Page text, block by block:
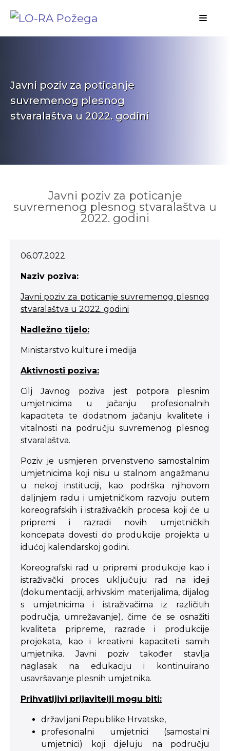
Javni poziv za poticanje
suvremenog plesnog
stvaralaštva u 2022. godini
Javni poziv za poticanje
suvremenog plesnog stvaralaštva u
2022. godini
06.07.2022
Naziv poziva:
Javni poziv za poticanje suvremenog plesnog
stvaralaštva u 2022. godini
Nadležno tijelo:
Ministarstvo kulture i medija
Aktivnosti poziva:
Cilj Javnog poziva jest potpora plesnim
umjetnicima u jačanju profesionalnih
kapaciteta te dodatnom jačanju kvalitete i
vitalnosti na području suvremenog plesnog
stvaralaštva.
Poziv je usmjeren prvenstveno samostalnim
umjetnicima koji nisu u stalnom angažmanu
u nekoj instituciji, kao podrška njihovom
daljnjem radu i umjetničkom razvoju putem
koreografskih i istraživačkih procesa koji će u
pripremi i razradi novih umjetničkih
koncepata dovesti do produkcije projekta u
idućoj kalendarskoj godini.
Koreografski rad u pripremi produkcije kao i
istraživački proces uključuju rad na ideji
(dokumentaciji, arhivskim materijalima, dijalog
s umjetnicima i istraživačima iz različitih
područja, umrežavanje), čime će se osnažiti
kvaliteta pripreme, razrade i produkcije
projekata, kao i kreativni kapaciteti samih
umjetnika. Javni poziv također stavlja
naglasak na edukaciju i kontinuirano
usavršavanje plesnih umjetnika.
Prihvatljivi prijavitelji mogu biti:
državljani Republike Hrvatske,
profesionalni umjetnici (samostalni
umjetnici) koji djeluju na području